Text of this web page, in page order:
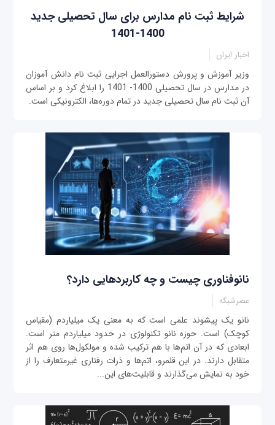
شرایط ثبت نام مدارس برای سال تحصیلی جدید
1400-1401
اخبار ایران
وزیر آموزش و پرورش دستورالعمل اجرایی ثبت نام دانش آموزان
در مدارس در سال تحصیلی 1400- 1401 را ابلاغ کرد و بر اساس
آن ثبت نام سال تحصیلی جدید در تمام دوره‌ها، الکترونیکی است.
نانوفناوری چیست و چه کاربردهایی دارد؟
عصرشبکه
نانو یک پیشوند علمی است که به معنی یک میلیاردم (مقیاس
کوچک) است. حوزه نانو تکنولوژی در حدود میلیاردم متر است.
ابعادی که در آن اتم‌ها با هم ترکیب شده و مولکول‌ها روی هم اثر
متقابل دارند. در این قلمرو، اتم‌ها و ذرات رفتاری غیرمتعارف را از
خود به نمایش می‌گذارند و قابلیت‌های این...